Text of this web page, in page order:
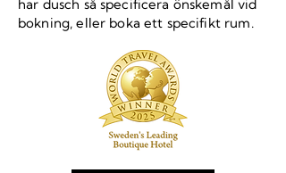
har dusch så specificera önskemål vid
bokning, eller boka ett specifikt rum.